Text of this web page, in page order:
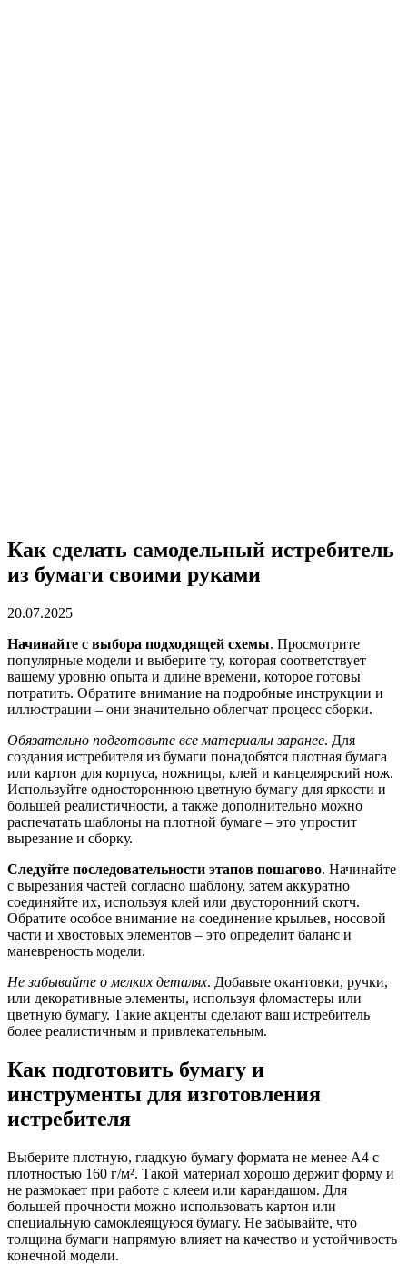
Как сделать самодельный истребитель
из бумаги своими руками
20.07.2025
Начинайте с выбора подходящей схемы. Просмотрите
популярные модели и выберите ту, которая соответствует
вашему уровню опыта и длине времени, которое готовы
потратить. Обратите внимание на подробные инструкции и
иллюстрации – они значительно облегчат процесс сборки.
Обязательно подготовьте все материалы заранее. Для
создания истребителя из бумаги понадобятся плотная бумага
или картон для корпуса, ножницы, клей и канцелярский нож.
Используйте одностороннюю цветную бумагу для яркости и
большей реалистичности, а также дополнительно можно
распечатать шаблоны на плотной бумаге – это упростит
вырезание и сборку.
Следуйте последовательности этапов пошагово. Начинайте
с вырезания частей согласно шаблону, затем аккуратно
соединяйте их, используя клей или двусторонний скотч.
Обратите особое внимание на соединение крыльев, носовой
части и хвостовых элементов – это определит баланс и
маневреность модели.
Не забывайте о мелких деталях. Добавьте окантовки, ручки,
или декоративные элементы, используя фломастеры или
цветную бумагу. Такие акценты сделают ваш истребитель
более реалистичным и привлекательным.
Как подготовить бумагу и
инструменты для изготовления
истребителя
Выберите плотную, гладкую бумагу формата не менее А4 с
плотностью 160 г/м². Такой материал хорошо держит форму и
не размокает при работе с клеем или карандашом. Для
большей прочности можно использовать картон или
специальную самоклеящуюся бумагу. Не забывайте, что
толщина бумаги напрямую влияет на качество и устойчивость
конечной модели.